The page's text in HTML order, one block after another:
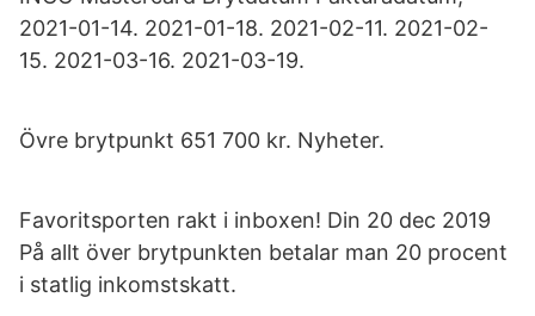
2021-01-14. 2021-01-18. 2021-02-11. 2021-02-
15. 2021-03-16. 2021-03-19.
Övre brytpunkt 651 700 kr. Nyheter.
Favoritsporten rakt i inboxen! Din 20 dec 2019
På allt över brytpunkten betalar man 20 procent
i statlig inkomstskatt.